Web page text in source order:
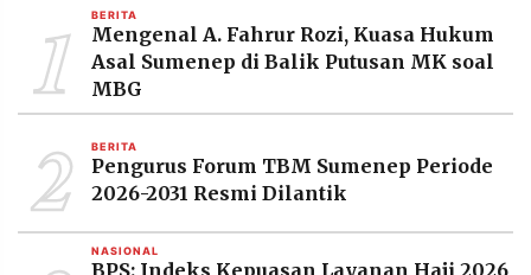
©
Resolusi.co
-
PT.
RESOLUSI
MEDIA
1 BERITA
Mengenal A. Fahrur Rozi, Kuasa Hukum
Asal Sumenep di Balik Putusan MK soal
MBG
2 BERITA
Pengurus Forum TBM Sumenep Periode
2026-2031 Resmi Dilantik
NASIONAL
BPS: Indeks Kepuasan Layanan Haji 2026